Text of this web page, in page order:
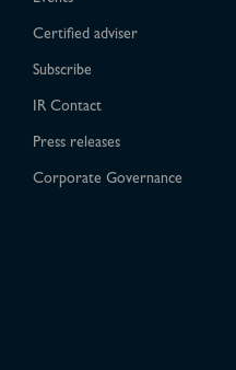
Certified adviser
Subscribe
IR Contact
Press releases
Corporate Governance